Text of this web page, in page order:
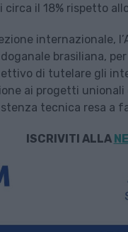
il 18% rispetto
internazionale,
brasiliana,
di tutelare gli
ai progetti
tecnica resa a
ISCRIVITI ALLA